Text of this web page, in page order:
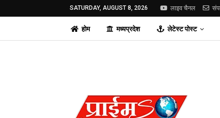
SATURDAY, AUGUST 8, 2026 लाइव चैनल
होम मध्यप्रदेश लेटेस्ट पोस्ट